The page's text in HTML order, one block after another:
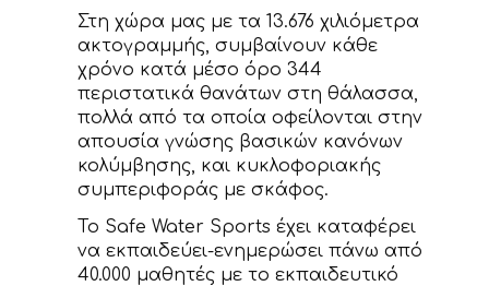
Στη χώρα μας με τα 13.676 χιλιόμετρα
ακτογραμμής, συμβαίνουν κάθε
χρόνο κατά μέσο όρο 344
περιστατικά θανάτων στη θάλασσα,
πολλά από τα οποία οφείλονται στην
απουσία γνώσης βασικών κανόνων
κολύμβησης, και κυκλοφοριακής
συμπεριφοράς με σκάφος.
Το Safe Water Sports έχει καταφέρει
να εκπαιδεύει-ενημερώσει πάνω από
40.000 μαθητές με το εκπαιδευτικό